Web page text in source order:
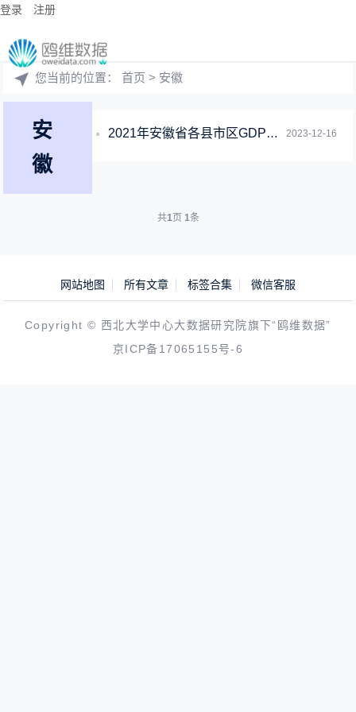
登录 注册
您当前的位置：首页 > 安徽
安
徽
2023-12-16
2021年安徽省各县市区GDP数据统计面板数据
共1页 1条
网站地图 所有文章 标签合集 微信客服
Copyright © 西北大学中心大数据研究院旗下“鸥维数据”
京ICP备17065155号-6